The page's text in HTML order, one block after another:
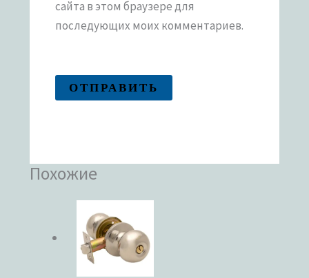
сайта в этом браузере для
последующих моих комментариев.
Похожие